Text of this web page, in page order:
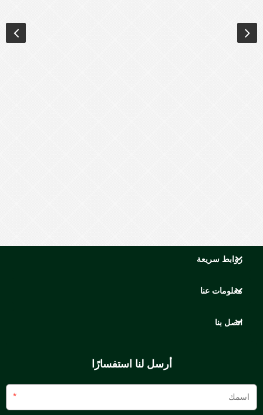
روابط سريعة
معلومات عنا
اتصل بنا
أرسل لنا استفسارًا
*